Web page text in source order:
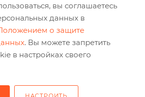
вы соглашаетесь
данных в
о защите
. Вы можете запретить
в настройках своего